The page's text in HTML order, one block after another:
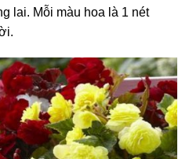
lai. Mỗi màu hoa là 1 nét